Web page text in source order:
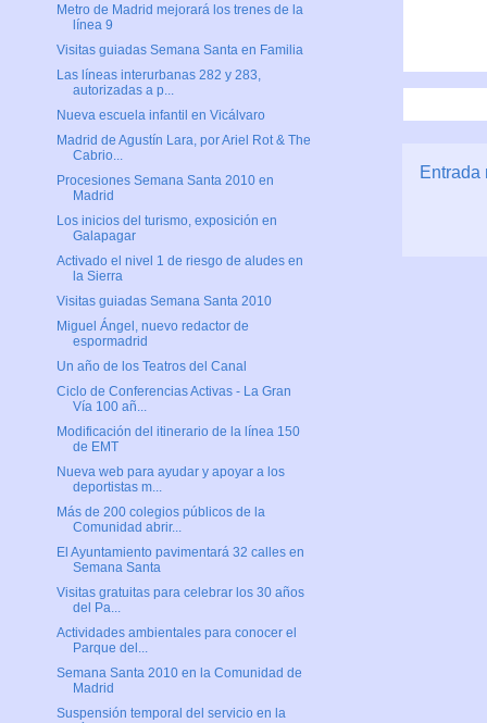
Entrada
Metro de Madrid mejorará los trenes de la
línea 9
Visitas guiadas Semana Santa en Familia
Las líneas interurbanas 282 y 283,
autorizadas a p...
Nueva escuela infantil en Vicálvaro
Madrid de Agustín Lara, por Ariel Rot & The
Cabrio...
Procesiones Semana Santa 2010 en
Madrid
Los inicios del turismo, exposición en
Galapagar
Activado el nivel 1 de riesgo de aludes en
la Sierra
Visitas guiadas Semana Santa 2010
Miguel Ángel, nuevo redactor de
espormadrid
Un año de los Teatros del Canal
Ciclo de Conferencias Activas - La Gran
Vía 100 añ...
Modificación del itinerario de la línea 150
de EMT
Nueva web para ayudar y apoyar a los
deportistas m...
Más de 200 colegios públicos de la
Comunidad abrir...
El Ayuntamiento pavimentará 32 calles en
Semana Santa
Visitas gratuitas para celebrar los 30 años
del Pa...
Actividades ambientales para conocer el
Parque del...
Semana Santa 2010 en la Comunidad de
Madrid
Suspensión temporal del servicio en la